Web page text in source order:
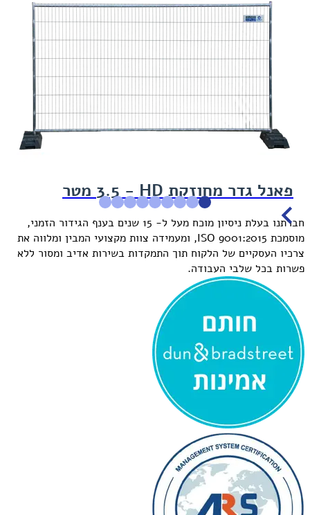
פאנל גדר מחוזקת HD‏ - 3.5 מטר
Item
1
of
9
חברתנו בעלת ניסיון מוכח מעל ל- 15 שנים בענף הגידור הזמני
,
מוסמכת ISO 9001:2015, ומעמידה צוות מקצועי המבין ומלווה את
צרכיו העסקיים של הלקוח תוך התמקדות בשירות אדיב ומסור ללא
פשרות בכל שלבי העבודה.